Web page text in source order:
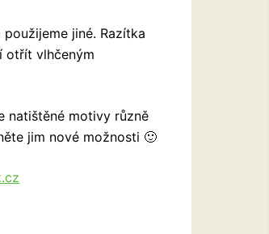
jiné. Razítka
otřít vlhčeným
natištěné motivy různě
jim nové možnosti 🙂